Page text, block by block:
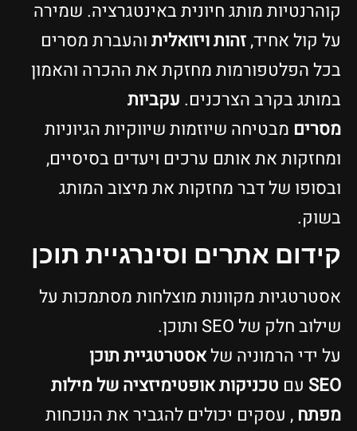
קוהרנטיות מותג חיונית באינטגרציה. שמירה
על קול אחיד,זהות ויזואליתוהעברת מסרים
בכל הפלטפורמות מחזקת את ההכרה והאמון
במותג בקרב הצרכנים. עקביות
מסרים מבטיחה שיוזמות שיווקיות הגיוניות
ומחזקות את אותם ערכים ויעדים בסיסיים,
ובסופו של דבר מחזקות את מיצוב המותג
בשוק.
קידום אתרים וסינרגיית תוכן
אסטרטגיות מקוונות מוצלחות מסתמכות על
שילוב חלק של SEO ותוכן.
על ידי הרמוניה שלאסטרטגיית תוכן
SEO עם טכניקות אופטימיזציה של מילות
מפתח , עסקים יכולים להגביר את הנוכחות